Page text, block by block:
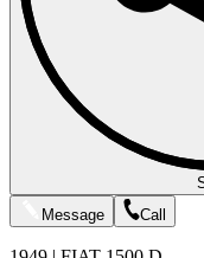
Message
Call